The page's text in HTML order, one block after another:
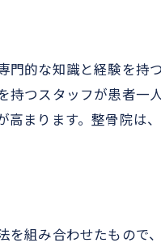
門的な知識と経験を持
持つスタッフが患者一
高まります。整骨院は
を組み合わせたもので